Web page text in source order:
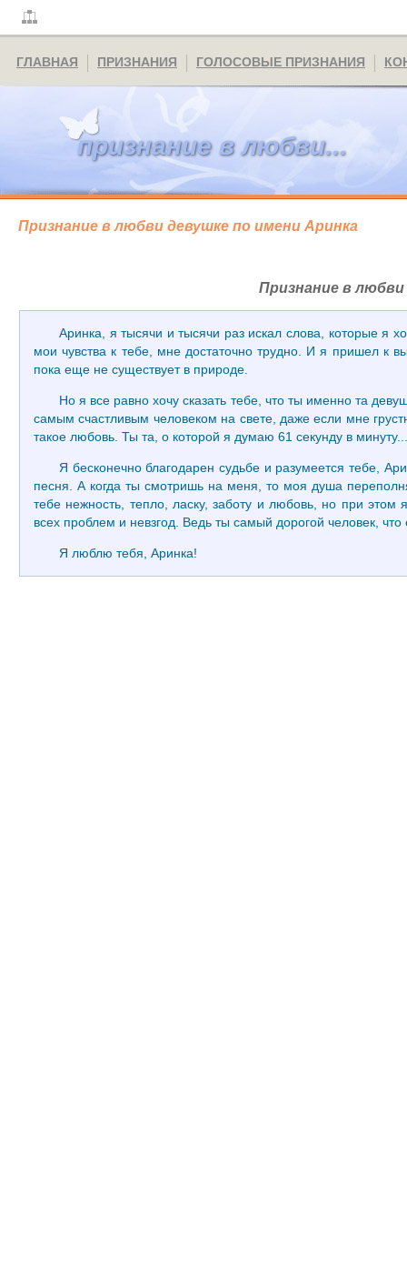
Признание в любви девушке по имени Аринка
признание в любви...
ГЛАВНАЯ ПРИЗНАНИЯ ГОЛОСОВЫЕ ПРИЗНАНИЯ
Признание в
Аринка, я тысячи и тысячи раз искал слова, которые я
мои чувства к тебе, мне достаточно трудно. И я пришел к
пока еще не существует в природе.
Но я все равно хочу сказать тебе, что ты именно та
самым счастливым человеком на свете, даже если мне
такое любовь. Ты та, о которой я думаю 61 секунду в минуту...
Я бесконечно благодарен судьбе и разумеется тебе,
песня. А когда ты смотришь на меня, то моя душа
тебе нежность, тепло, ласку, заботу и любовь, но при
всех проблем и невзгод. Ведь ты самый дорогой человек,
Я люблю тебя, Аринка!